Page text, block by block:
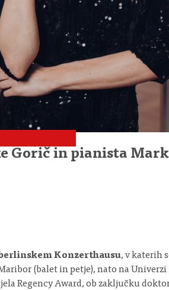
Gorič in pianista
Konzerthausu, v katerih
(balet in petje), nato na
Regency Award, ob zaključku